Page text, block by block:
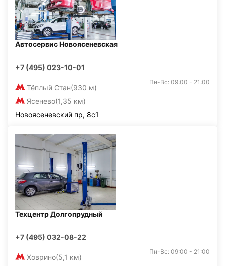
Автосервис Новоясеневская
+7 (495) 023-10-01
Тёплый Стан(930 м)
Ясенево(1,35 км)
Пн-Вс: 09:00 - 21:00
Новоясеневский пр, 8с1
Техцентр Долгопрудный
+7 (495) 032-08-22
Ховрино(5,1 км)
Пн-Вс: 09:00 - 21:00